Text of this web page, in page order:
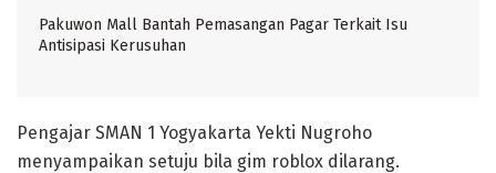
Pakuwon Mall Bantah Pemasangan Pagar Terkait Isu
Antisipasi Kerusuhan
Pengajar SMAN 1 Yogyakarta Yekti Nugroho
menyampaikan setuju bila gim roblox dilarang.